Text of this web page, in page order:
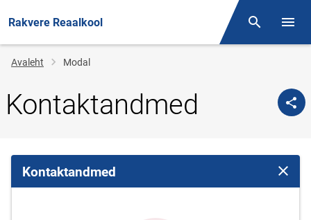
Rakvere Reaalkool Otsing
Jälglink
Avaleht Modal
Kontaktandmed
Kontaktandmed Sulge